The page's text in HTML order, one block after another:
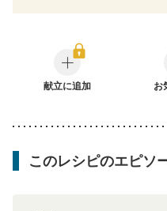
献立に追加 お
このレシピのエピソ